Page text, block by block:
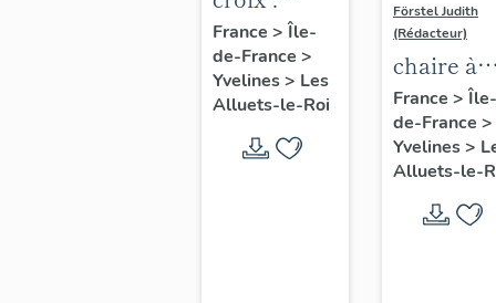
Christ en
croix
France > Île-
de-France >
Yvelines> Les
Alluets-le-Roi
Förstel Judith
(Rédacteur)
chaire à
prêcher
France > Île-
de-France >
Yvelines>
Alluets-le-